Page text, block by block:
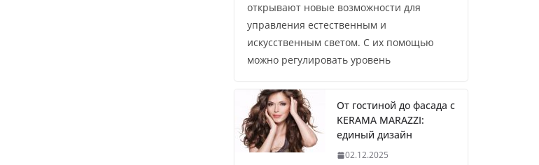
открывают новые возможности для
управления естественным и
искусственным светом. С их помощью
можно регулировать уровень
От гостиной до фасада с
KERAMA MARAZZI:
единый дизайн
02.12.2025